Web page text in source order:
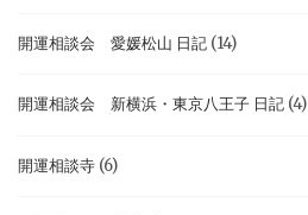
開運相談会 愛媛松山 日記 (14)
開運相談会 新横浜・東京八王子 日記 (4)
開運相談寺 (6)